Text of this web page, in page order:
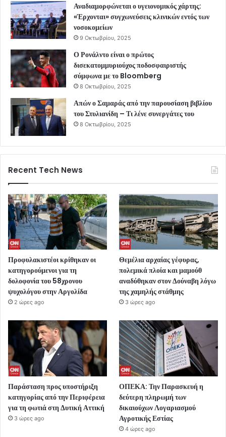
Αναδιαμορφώνεται ο υγειονομικός χάρτης:
«Έρχονται» συγχωνεύσεις κλινικών εντός των
νοσοκομείων
9 Οκτωβρίου, 2025
Ο Ρονάλντο είναι ο πρώτος
δισεκατομμυριούχος ποδοσφαιριστής
σύμφωνα με το Bloomberg
8 Οκτωβρίου, 2025
Απών ο Σαμαράς από την παρουσίαση βιβλίου
του Στυλιανίδη – Τι λένε συνεργάτες του
8 Οκτωβρίου, 2025
Recent Tech News
Προφυλακιστέοι κρίθηκαν οι
κατηγορούμενοι για τη
δολοφονία του 58χρονου
ψυχολόγου στην Αργολίδα
2 ώρες ago
Θεμέλια αρχαίας γέφυρας,
πολεμικά πλοία και μαμούθ
αναδύθηκαν στον Δούναβη λόγω
της χαμηλής στάθμης
3 ώρες ago
Παράσταση προς υποστήριξη
κατηγορίας από την Περιφέρεια
για τη φωτιά στη Δυτική Αττική
3 ώρες ago
ΟΠΕΚΑ: Την Παρασκευή η
δεύτερη πληρωμή των
δικαιούχων Λογαριασμού
Αγροτικής Εστίας
4 ώρες ago